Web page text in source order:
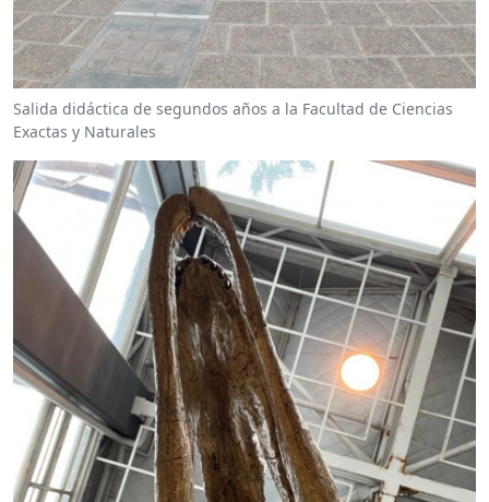
Salida didáctica de segundos años a la Facultad de Ciencias
Exactas y Naturales